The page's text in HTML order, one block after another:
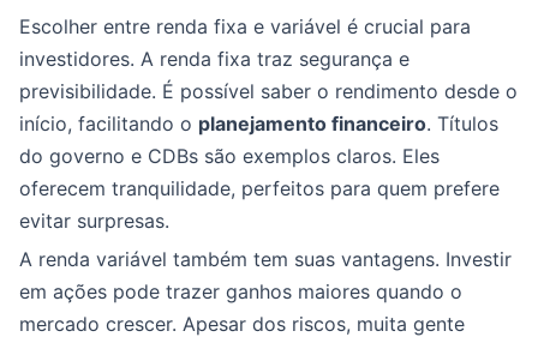
Escolher entre renda fixa e variável é crucial para
investidores. A renda fixa traz segurança e
previsibilidade. É possível saber o rendimento desde o
início, facilitando o planejamento financeiro. Títulos
do governo e CDBs são exemplos claros. Eles
oferecem tranquilidade, perfeitos para quem prefere
evitar surpresas.
A renda variável também tem suas vantagens. Investir
em ações pode trazer ganhos maiores quando o
mercado crescer. Apesar dos riscos, muita gente